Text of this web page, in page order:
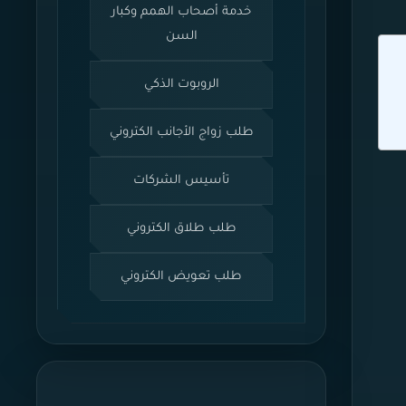
خدمة أصحاب الهمم وكبار
السن
الروبوت الذكي
طلب زواج الأجانب الكتروني
تأسيس الشركات
طلب طلاق الكتروني
طلب تعويض الكتروني